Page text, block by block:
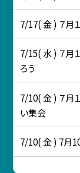
7/17( 金 ) ７月
7/15( 水 ) ７月
ろう
7/10( 金 ) ７月
い集会
7/10( 金 ) 7月